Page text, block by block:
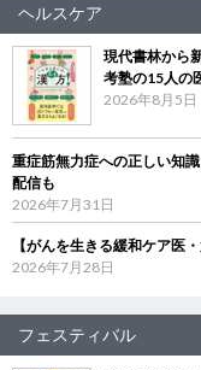
ヘルスケア
現代書林から
考塾の15人の
2026年8月5日
重症筋無力症への正しい知
配信も
2026年7月31日
【がんを生きる緩和ケア医
2026年7月28日
フェスティバル